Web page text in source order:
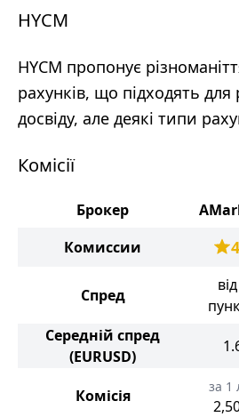
HYCM
HYCM пропонує
рахунків, що підходять для
досвіду, але деякі типи
Комісії
Брокер
Комиссии
4
Спред
Середній спред
(EURUSD)
Комісія за 1